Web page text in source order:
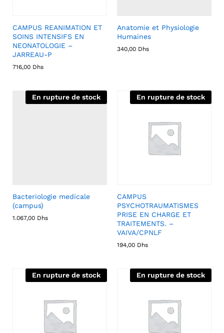
CAMPUS REANIMATION ET
SOINS INTENSIFS EN
NEONATOLOGIE –
JARREAU-P
716,00 Dhs
Anatomie et Physiologie
Humaines
340,00 Dhs
En rupture de stock
Bacteriologie medicale
(campus)
1.067,00 Dhs
En rupture de stock
CAMPUS
PSYCHOTRAUMATISMES
PRISE EN CHARGE ET
TRAITEMENTS. –
VAIVA/CPNLF
194,00 Dhs
En rupture de stock En rupture de stock